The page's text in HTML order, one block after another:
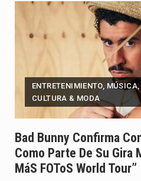
ENTRETENIMIENTO, MÚSICA,
CULTURA & MODA
Bad Bunny Confirma
Como Parte De Su Gira
MáS FOToS World Tour”